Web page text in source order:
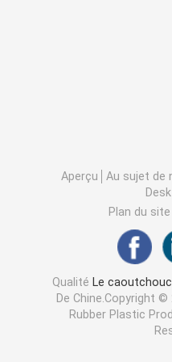
Aperçu Au sujet de
Plan du site
Qualité Le
De Chine.Copyright
Rubber Plastic